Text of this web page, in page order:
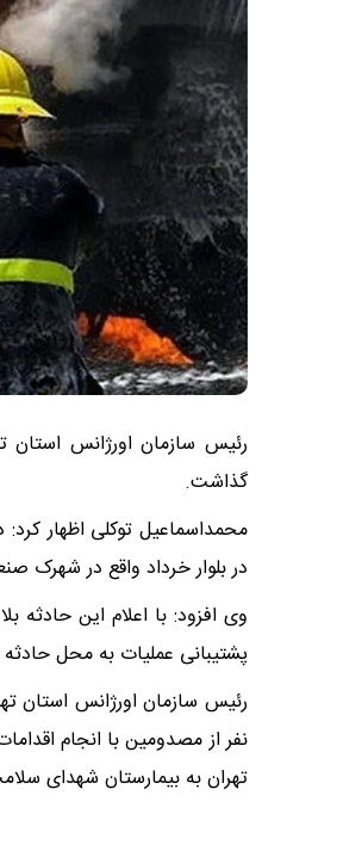
گذاشت.
در بلوار خرداد واقع در شهرک
پشتیبانی عملیات به محل
تهران به بیمارستان شهدای